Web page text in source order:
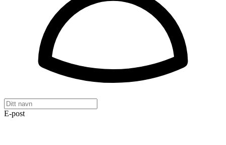
E-post